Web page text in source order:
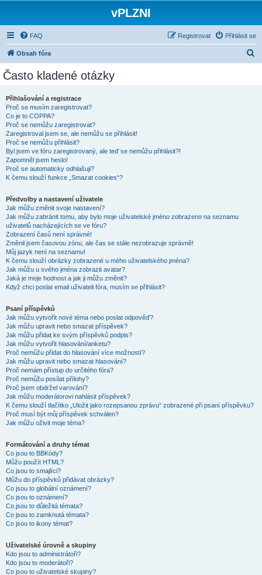
vPLZNI
FAQ Přihlásit se
Registrovat
Obsah fóra
Často kladené otázky
Přihlašování a registrace
Proč se musím zaregistrovat?
Co je to COPPA?
Proč se nemůžu zaregistrovat?
Zaregistroval jsem se, ale nemůžu se přihlásit!
Proč se nemůžu přihlásit?
Byl jsem ve fóru zaregistrovaný, ale teď se nemůžu přihlásit?!
Zapomněl jsem heslo!
Proč se automaticky odhlašuji?
K čemu slouží funkce „Smazat cookies“?
Předvolby a nastavení uživatele
Jak můžu změnit svoje nastavení?
Jak můžu zabránit tomu, aby bylo moje uživatelské jméno zobrazeno na seznamu
uživatelů nacházejících se ve fóru?
Zobrazení časů není správné!
Změnil jsem časovou zónu, ale čas se stále nezobrazuje správně!
Můj jazyk není na seznamu!
K čemu slouží obrázky zobrazené u mého uživatelského jména?
Jak můžu u svého jména zobrazit avatar?
Jaká je moje hodnost a jak ji můžu změnit?
Když chci poslat email uživateli fóra, musím se přihlásit?
Psaní příspěvků
Jak můžu vytvořit nové téma nebo poslat odpověď?
Jak můžu upravit nebo smazat příspěvek?
Jak můžu přidat ke svým příspěvků podpis?
Jak můžu vytvořit hlasování/anketu?
Proč nemůžu přidat do hlasování více možností?
Jak můžu upravit nebo smazat hlasování?
Proč nemám přístup do určitého fóra?
Proč nemůžu posílat přílohy?
Proč jsem obdržel varování?
Jak můžu moderátorovi nahlásit příspěvek?
K čemu slouží tlačítko „Uložit jako rozepsanou zprávu“ zobrazené při psaní příspěvku?
Proč musí být můj příspěvek schválen?
Jak můžu oživit moje téma?
Formátování a druhy témat
Co jsou to BBKódy?
Můžu použít HTML?
Co jsou to smajlíci?
Můžu do příspěvků přidávat obrázky?
Co jsou to globální oznámení?
Co jsou to oznámení?
Co jsou to důležitá témata?
Co jsou to zamknutá témata?
Co jsou to ikony témat?
Uživatelské úrovně a skupiny
Kdo jsou to administrátoři?
Kdo jsou to moderátoři?
Co jsou to uživatelské skupiny?